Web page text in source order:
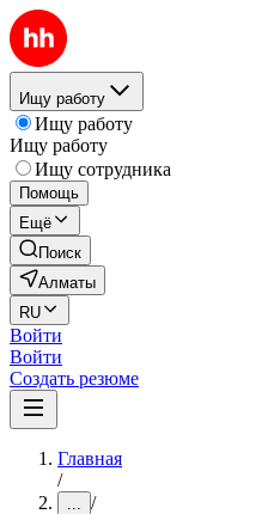
Ищу работу
Ищу работу
Ищу работу
Ищу сотрудника
Помощь
Ещё
Поиск
Алматы
RU
Войти
Войти
Создать резюме
Главная
/
... /